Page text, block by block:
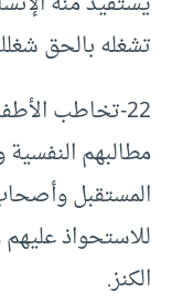
تشغله بالحق
22-تخاطب
مطالبهم
المستقبل
للاستحواذ
الكنز.